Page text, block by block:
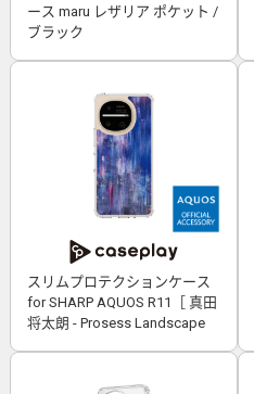
ース maru レザリア ポケット /
ブラック
スリムプロテクションケース
for SHARP AQUOS R11［ 真田
将太朗 - Prosess Landscape